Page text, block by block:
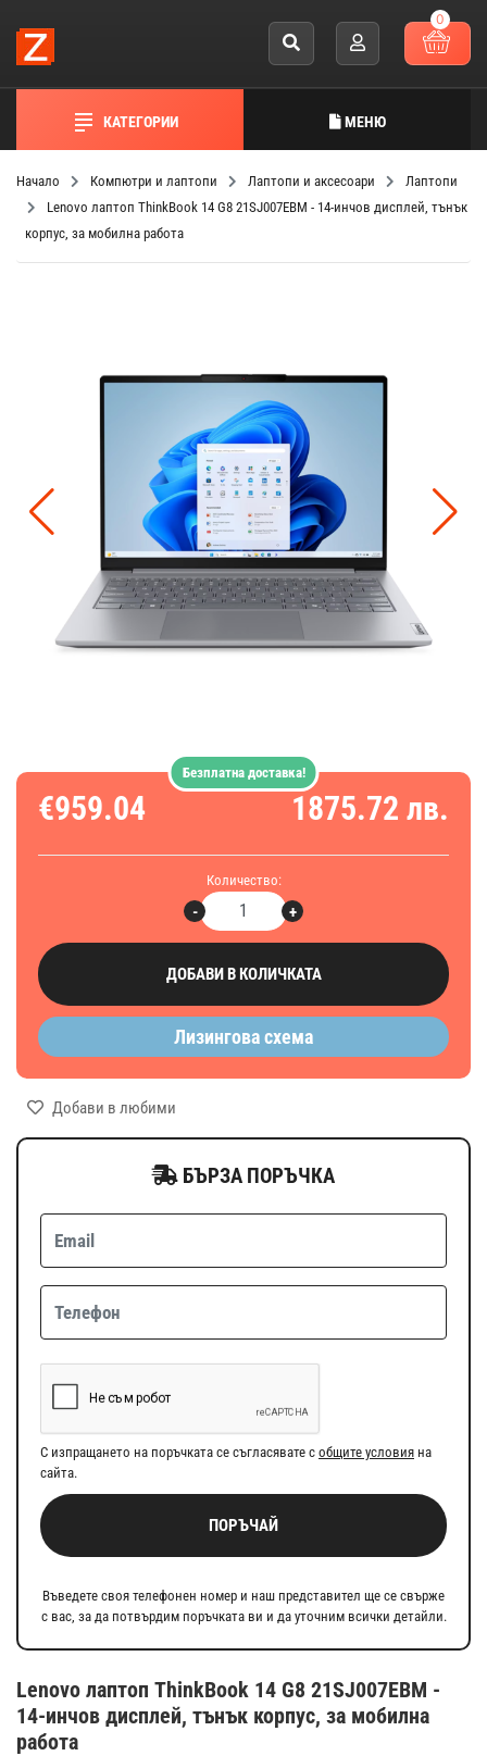
0
КАТЕГОРИИ МЕНЮ
Начало Компютри и лаптопи Лаптопи и аксесоари
Лаптопи
Lenovo лаптоп ThinkBook 14 G8 21SJ007EBM - 14-инчов дисплей, тънък
корпус, за мобилна работа
Lenovo лаптоп ThinkBook 14 G8 21SJ007EBM -
14-инчов дисплей, тънък корпус, за мобилна
работа
€959.04 1875.72 лв.
Количество:
+
-
ДОБАВИ В КОЛИЧКАТА
Безплатна доставка!
Лизингова схема
Добави в любими
БЪРЗА ПОРЪЧКА
С изпращането на поръчката се съгласявате с общите условия на
сайта.
ПОРЪЧАЙ
Въведете своя телефонен номер и наш представител ще се свърже
с вас, за да потвърдим поръчката ви и да уточним всички детайли.